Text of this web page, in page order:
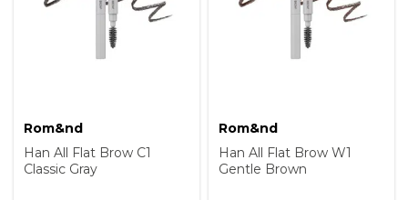
Rom&nd
Han All Flat Brow C1
Classic Gray
Rom&nd
Han All Flat Brow W1
Gentle Brown